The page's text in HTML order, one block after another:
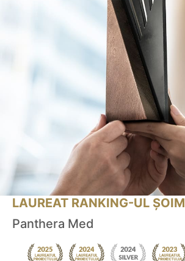
LAUREAT RANKING-UL
Panthera Med